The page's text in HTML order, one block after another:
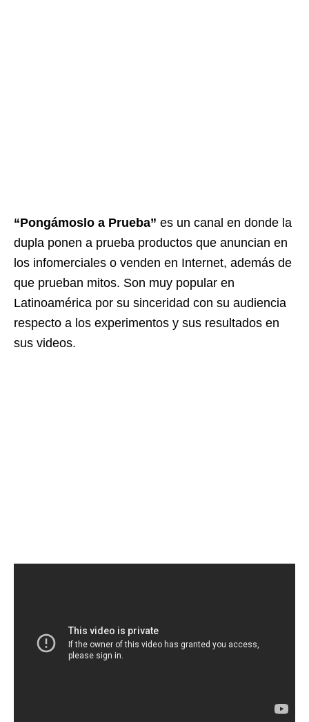
“Pongámoslo a Prueba” es un canal en donde la
dupla ponen a prueba productos que anuncian en
los infomerciales o venden en Internet, además de
que prueban mitos. Son muy popular en
Latinoamérica por su sinceridad con su audiencia
respecto a los experimentos y sus resultados en
sus videos.